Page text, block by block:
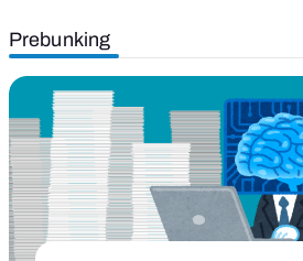
Prebunking